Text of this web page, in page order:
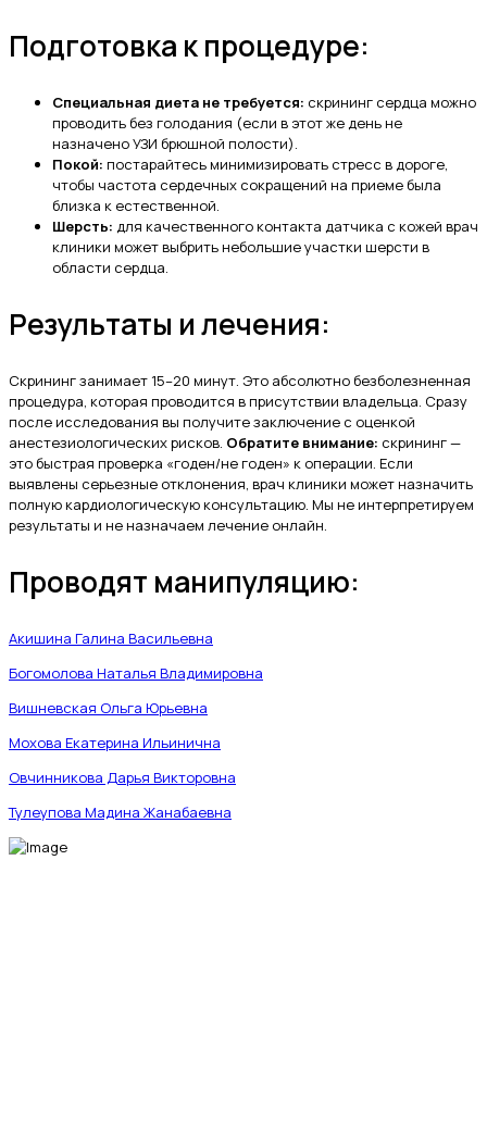
Подготовка к процедуре:
Специальная диета не требуется: скрининг сердца можно
проводить без голодания (если в этот же день не
назначено УЗИ брюшной полости).
Покой: постарайтесь минимизировать стресс в дороге,
чтобы частота сердечных сокращений на приеме была
близка к естественной.
Шерсть: для качественного контакта датчика с кожей врач
клиники может выбрить небольшие участки шерсти в
области сердца.
Результаты и лечения:
Скрининг занимает 15–20 минут. Это абсолютно безболезненная
процедура, которая проводится в присутствии владельца. Сразу
после исследования вы получите заключение с оценкой
анестезиологических рисков. Обратите внимание: скрининг —
это быстрая проверка «годен/не годен» к операции. Если
выявлены серьезные отклонения, врач клиники может назначить
полную кардиологическую консультацию. Мы не интерпретируем
результаты и не назначаем лечение онлайн.
Проводят манипуляцию:
Акишина Галина Васильевна
Богомолова Наталья Владимировна
Вишневская Ольга Юрьевна
Мохова Екатерина Ильинична
Овчинникова Дарья Викторовна
Тулеупова Мадина Жанабаевна